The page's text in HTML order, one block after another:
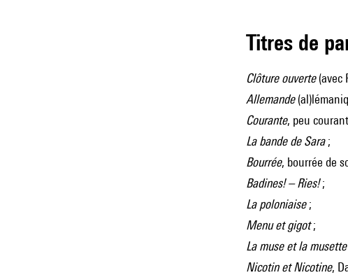
Titres de
Clôture ouverte(avec
Allemande
Courante, peu
La bande de Sara;
Bourrée, bourrée de
Badines! – Ries!;
La poloniaise;
Menu et gigot;
La muse et la
Nicotin et Nicotine,